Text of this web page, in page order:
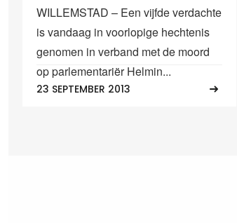
WILLEMSTAD – Een vijfde verdachte
is vandaag in voorlopige hechtenis
genomen in verband met de moord
op parlementariër Helmin...
23 SEPTEMBER 2013